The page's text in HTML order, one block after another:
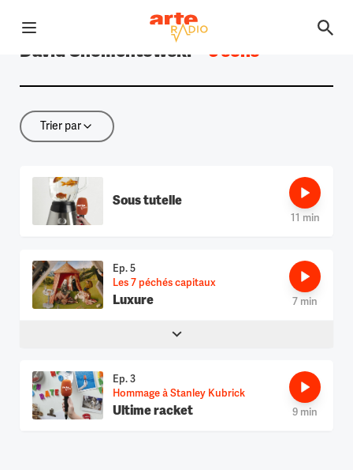
Ouvrir le menu
Retour à la page d'accueil
David Chomentowski 3 sons
Trier par
Trier par
Sous tutelle
11 min
Luxure
Les 7 péchés capitaux
Ep. 5
7 min
Ultime racket
Hommage à Stanley Kubrick
Ep. 3
9 min